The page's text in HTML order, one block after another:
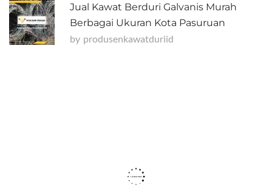
Jual Kawat Berduri Galvanis Murah
Berbagai Ukuran Kota Pasuruan
by Produsenkawatduriid